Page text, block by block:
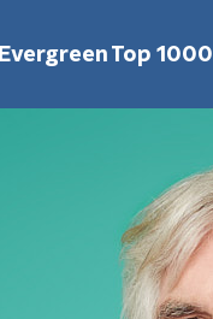
Evergreen Top 1000